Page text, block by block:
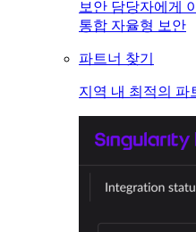
보안 담당자에게
통합 자율형 보안
파트너 찾기
지역 내 최적의 파